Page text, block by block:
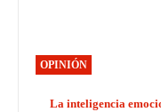
OPINIÓN
La inteligencia